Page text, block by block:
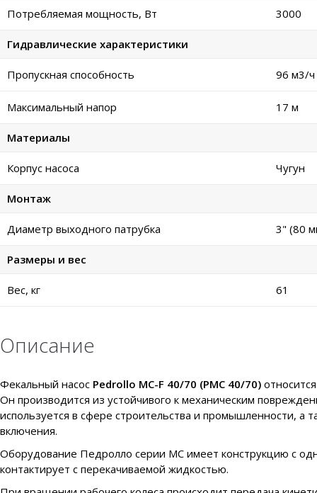
Потребляемая мощность, Вт 3000
Гидравлические характеристики
Пропускная способность 96 м3/ч
Максимальный напор 17 м
Материалы
Корпус насоса Чугун
Монтаж
Диаметр выходного патрубка 3" (80
Размеры и вес
Вес, кг 61
Описание
Фекальный насос Pedrollo MC-F 40/70 (PMC 40/70)
Он производится из устойчивого к механическим
используется в сфере строительства и промышленности,
включения.
Оборудование Педролло серии МС имеет конструкцию с
контактирует с перекачиваемой жидкостью.